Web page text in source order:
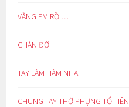
VẮNG EM RỒI…
CHÁN ĐỜI
TAY LÀM HÀM NHAI
CHUNG TAY THỜ PHỤNG TỔ TIÊN